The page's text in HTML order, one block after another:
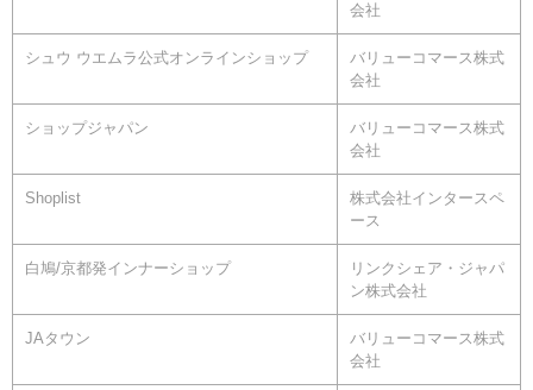
会社
シュウ ウエムラ公式オンラインショップ
バリューコマース株式
会社
ショップジャパン
バリューコマース株式
会社
Shoplist
株式会社インタースペ
ース
白鳩/京都発インナーショップ
リンクシェア・ジャパ
ン株式会社
JAタウン
バリューコマース株式
会社